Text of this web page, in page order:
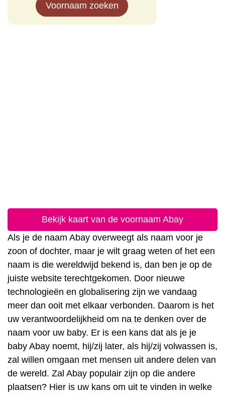
Voornaam zoeken
Bekijk kaart van de voornaam Abay
Als je de naam Abay overweegt als naam voor je
zoon of dochter, maar je wilt graag weten of het een
naam is die wereldwijd bekend is, dan ben je op de
juiste website terechtgekomen. Door nieuwe
technologieën en globalisering zijn we vandaag
meer dan ooit met elkaar verbonden. Daarom is het
uw verantwoordelijkheid om na te denken over de
naam voor uw baby. Er is een kans dat als je je
baby Abay noemt, hij/zij later, als hij/zij volwassen is,
zal willen omgaan met mensen uit andere delen van
de wereld. Zal Abay populair zijn op die andere
plaatsen? Hier is uw kans om uit te vinden in welke